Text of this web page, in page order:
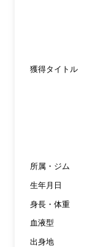
獲得タイトル
所属・ジム
生年月日
身長・体重
血液型
出身地